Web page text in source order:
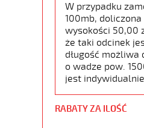
W przypadku
100mb,
wysokości 50,00
że taki odcinek
długość możliwa
o wadze pow.
jest
RABATY ZA ILOŚĆ